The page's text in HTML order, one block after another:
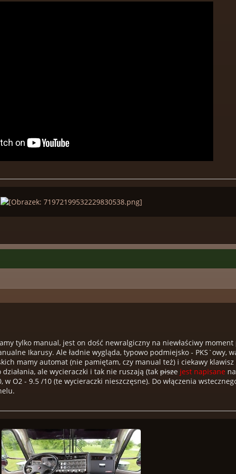
tylko manual, jest on dość newralgiczny na niewłaściwy moment
Ikarusy. Ale ładnie wygląda, typowo podmiejsko - PKS`owy,
mamy automat (nie pamiętam, czy manual też) i ciekawy klawisz
ale wycieraczki i tak nie ruszają (tak pisze jest napisane
w O2 - 9.5 /10 (te wycieraczki nieszczęsne). Do włączenia